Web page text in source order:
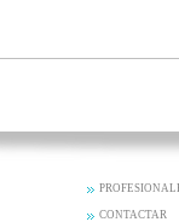
CONTACTAR